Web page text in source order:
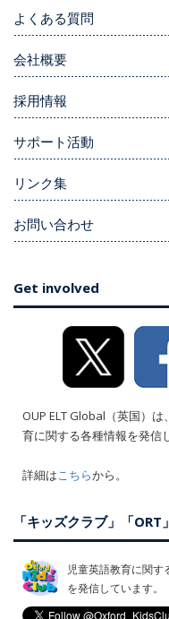
よくある質問
会社概要
採用情報
サポート活動
リンク集
お問い合わせ
Get involved
OUP ELT Global（英国）
育に関する各種情報を発信
詳細はこちらから。
「キッズクラブ」「
児童英語教育に関
を発信しています。